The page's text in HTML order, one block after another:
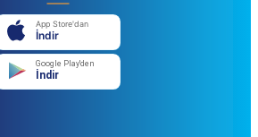
App Store'dan
İndir
Google Play'den
İndir